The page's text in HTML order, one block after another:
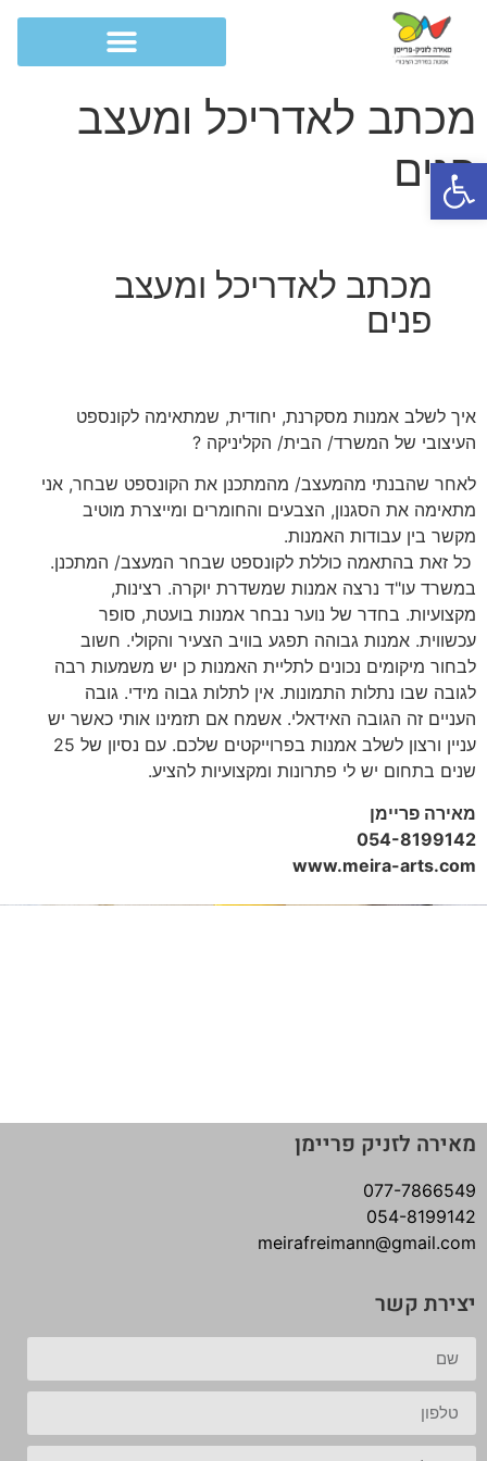
מכתב לאדריכל ומעצב
פנים
מכתב לאדריכל ומעצב
פנים
איך לשלב אמנות מסקרנת, יחודית, שמתאימה לקונספט
העיצובי של המשרד/ הבית/ הקליניקה ?
לאחר שהבנתי מהמעצב/ מהמתכנן את הקונספט שבחר, אני
מתאימה את הסגנון, הצבעים והחומרים ומייצרת מוטיב
מקשר בין עבודות האמנות.
כל זאת בהתאמה כוללת לקונספט שבחר המעצב/ המתכנן.
במשרד עו"ד נרצה אמנות שמשדרת יוקרה. רצינות,
מקצועיות. בחדר של נוער נבחר אמנות בועטת, סופר
עכשווית. אמנות גבוהה תפגע בוויב הצעיר והקולי. חשוב
לבחור מיקומים נכונים לתליית האמנות כן יש משמעות רבה
לגובה שבו נתלות התמונות. אין לתלות גבוה מידי. גובה
העניים זה הגובה האידאלי. אשמח אם תזמינו אותי כאשר יש
עניין ורצון לשלב אמנות בפרוייקטים שלכם. עם נסיון של 25
שנים בתחום יש לי פתרונות ומקצועיות להציע.
מאירה פריימן
054-8199142
www.meira-arts.com
מאירה לזניק פריימן
077-7866549
054-8199142
meirafreimann@gmail.com
יצירת קשר
פתח סרגל נגישות